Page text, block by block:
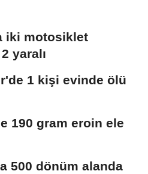
iki motosiklet
yaralı
1 kişi evinde ölü
190 gram eroin ele
500 dönüm alanda